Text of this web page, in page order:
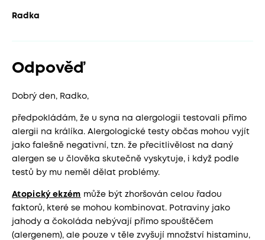
Radka
Odpověď
Dobrý den, Radko,
předpokládám, že u syna na alergologii testovali přímo
alergii na králíka. Alergologické testy občas mohou vyjít
jako falešně negativní, tzn. že přecitlivělost na daný
alergen se u člověka skutečně vyskytuje, i když podle
testů by mu neměl dělat problémy.
Atopický ekzém může být zhoršován celou řadou
faktorů, které se mohou kombinovat. Potraviny jako
jahody a čokoláda nebývají přímo spouštěčem
(alergenem), ale pouze v těle zvyšují množství histaminu,